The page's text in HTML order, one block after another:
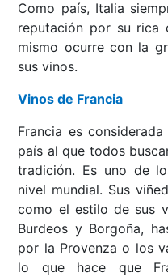
Como país, Italia
reputación por su rica
mismo ocurre con la
sus vinos.
Vinos de Francia
Francia es
país al que todos
tradición. Es uno de
nivel mundial. Sus
como el estilo de sus
Burdeos y Borgoña,
por la Provenza o los
lo que hace que